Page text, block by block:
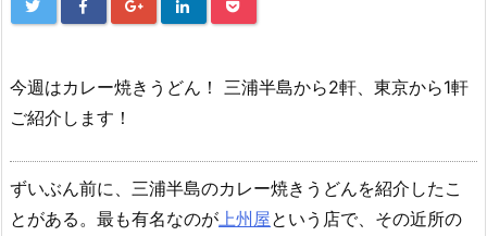
今週はカレー焼きうどん！ 三浦半島から2軒、東京から1軒
ご紹介します！
ずいぶん前に、三浦半島のカレー焼きうどんを紹介したこ
とがある。最も有名なのが 上州屋という店で、その近所の